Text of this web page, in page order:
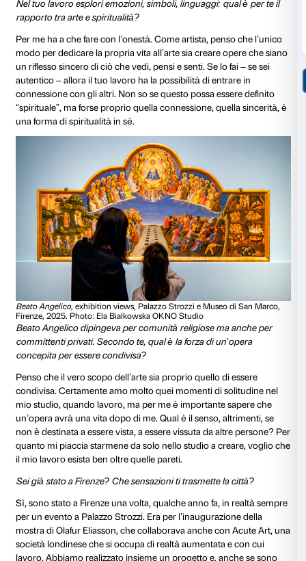
Beato Angelico, exhibition views, Palazzo Strozzi e
Firenze, 2025. Photo: Ela Bialkowska OKNO Studio
Come descriveresti l’arte di Beato Angelico a
mai vista?
Non è facile. Direi che è profondamente spirituale. I
intensi, l’esecuzione è impeccabile, sono dei veri
Camminando per la mostra, resto ancora sconvolto
quanti secoli abbiano queste opere: eppure è come
dipinte stamattina. Hanno un’anima, una presenza
profondamente.
Nel tuo lavoro esplori emozioni, simboli, linguaggi:
rapporto tra arte e spiritualità?
Per me ha a che fare con l’onestà. Come artista,
modo per dedicare la propria vita all’arte sia creare
un riflesso sincero di ciò che vedi, pensi e senti. Se lo
autentico – allora il tuo lavoro ha la possibilità di
connessione con gli altri. Non so se questo possa
“spirituale”, ma forse proprio quella connessione,